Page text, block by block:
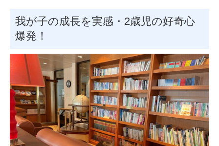
我が子の成長を実感・2歳児の好奇心
爆発！